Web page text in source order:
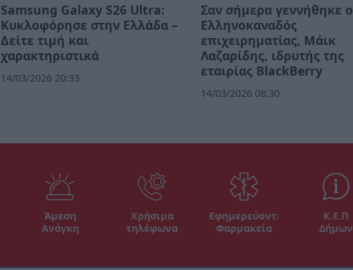
Samsung Galaxy S26 Ultra:
Κυκλοφόρησε στην Ελλάδα –
Δείτε τιμή και
χαρακτηριστικά
14/03/2026 20:33
Σαν σήμερα γεννήθηκε ο
Ελληνοκαναδός
επιχειρηματίας, Μάικ
Λαζαρίδης, ιδρυτής της
εταιρίας BlackBerry
14/03/2026 08:30
Άμεση
Ανάγκη
Χρήσιμα
τηλέφωνα
Εφημερεύοντα
Φαρμακεία
Κ.Ε.Π
Δήμων